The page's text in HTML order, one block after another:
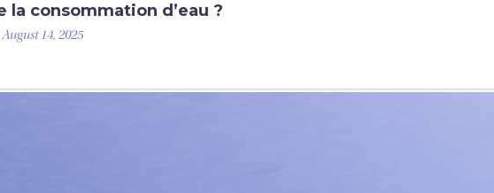
la consommation d’eau ?
14, 2025